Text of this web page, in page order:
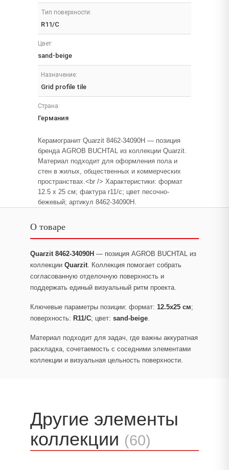
Тип поверхности:
R11/C
Цвет:
sand-beige
Назначение:
Grid profile tile
Страна:
Германия
Керамогранит Quarzit 8462-34090H — позиция
бренда AGROB BUCHTAL из коллекции Quarzit.
Материал подходит для оформления пола и
стен в жилых, общественных и коммерческих
пространствах.<br /> Характеристики: формат
12.5 x 25 см; фактура r11/c; цвет песочно-
бежевый; артикул 8462-34090H.
О товаре
Quarzit 8462-34090H — позиция AGROB BUCHTAL из
коллекции Quarzit. Коллекция помогает собрать
согласованную отделочную поверхность и
поддержать единый визуальный ритм проекта.
Ключевые параметры позиции: формат: 12.5x25 см;
поверхность: R11/C; цвет: sand-beige.
Материал подходит для задач, где важны аккуратная
раскладка, сочетаемость с соседними элементами
коллекции и визуальная цельность поверхности.
Другие элементы
коллекции (60)